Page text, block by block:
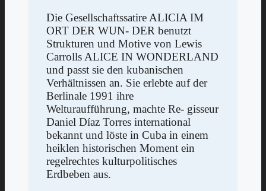
Die Gesellschaftssatire ALICIA IM
ORT DER WUN- DER benutzt
Strukturen und Motive von Lewis
Carrolls ALICE IN WONDERLAND
und passt sie den kubanischen
Verhältnissen an. Sie erlebte auf der
Berlinale 1991 ihre
Welturaufführung, machte Re- gisseur
Daniel Díaz Torres international
bekannt und löste in Cuba in einem
heiklen historischen Moment ein
regelrechtes kulturpolitisches
Erdbeben aus.